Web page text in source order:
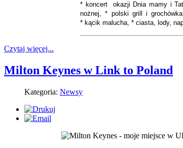
* koncert okazji Dnia mamy i
nożnej, * polski grill i
* kącik malucha, * ciasta, lody,
Czytaj więcej...
Milton Keynes w Link to Poland
Kategoria: Newsy